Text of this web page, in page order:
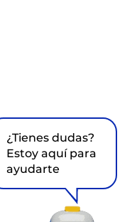
¿Tienes dudas?
Estoy aquí para
ayudarte